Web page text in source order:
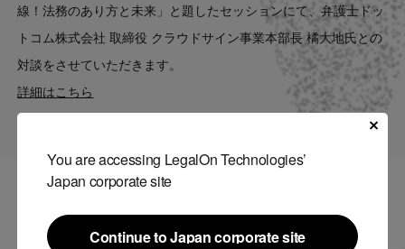
US website
You are accessing LegalOn Technologies’
Japan corporate site
Continue to Japan corporate site
線！法務のあり方と未来」と題したセッションにて、弁護士ドッ
トコム株式会社 取締役 クラウドサイン事業本部長 橘大地氏との
対談をさせていただきます。
詳細はこちら
関連記事